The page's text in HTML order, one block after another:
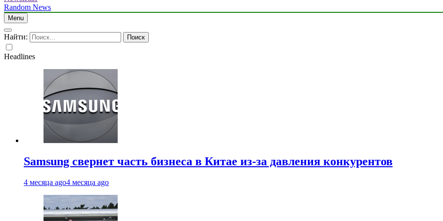
Random News
Menu
Найти:
Headlines
Samsung свернет часть бизнеса в Китае из-за давления конкурентов
4 месяца ago4 месяца ago